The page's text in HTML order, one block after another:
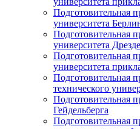
Подготовительная
университета
Подготовительная
университета
Подготовительная
университета
Подготовительная
технического
Подготовительная
Гейдельберга
Подготовительная